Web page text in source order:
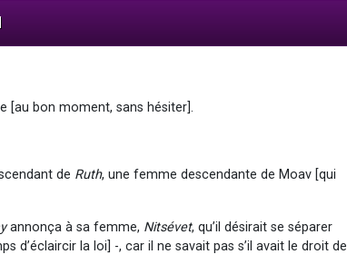
[au bon moment, sans hésiter].
de Ruth, une femme descendante de Moav [qui
annonça à sa femme, Nitsévet, qu’il désirait se séparer
d’éclaircir la loi] -, car il ne savait pas s’il avait le droit de